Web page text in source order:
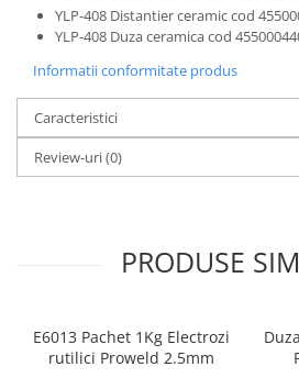
Slefuitoare electrice
Tehnica diamantata
Carote diamantate
Discuri diamantate
Masini de carotat
Ventilatoare industriale
YLP-408 Distantier ceramic cod
YLP-408 Duza ceramica cod
Informatii conformitate produs
Caracteristici
Review-uri(0)
PRODUSE
E6013 Pachet 1Kg Electrozi
rutilici Proweld 2.5mm